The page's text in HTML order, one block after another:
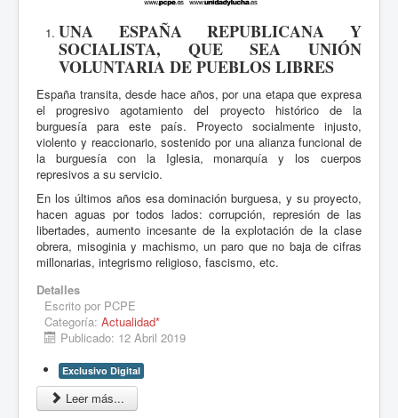
UNA ESPAÑA REPUBLICANA Y
SOCIALISTA, QUE SEA UNIÓN
VOLUNTARIA DE PUEBLOS LIBRES
España transita, desde hace años, por una etapa que expresa
el progresivo agotamiento del proyecto histórico de la
burguesía para este país. Proyecto socialmente injusto,
violento y reaccionario, sostenido por una alianza funcional de
la burguesía con la Iglesia, monarquía y los cuerpos
represivos a su servicio.
En los últimos años esa dominación burguesa, y su proyecto,
hacen aguas por todos lados: corrupción, represión de las
libertades, aumento incesante de la explotación de la clase
obrera, misoginia y machismo, un paro que no baja de cifras
millonarias, integrismo religioso, fascismo, etc.
Detalles
Escrito por PCPE
Categoría: Actualidad*
Publicado: 12 Abril 2019
Exclusivo Digital
Leer más...